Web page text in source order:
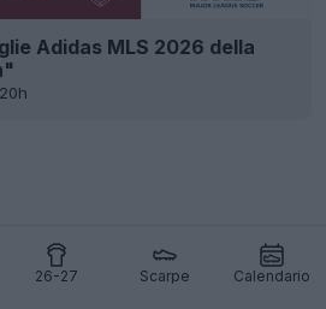
26-27 Scarpe Calendario
Adidas MLS 2026 della
20h